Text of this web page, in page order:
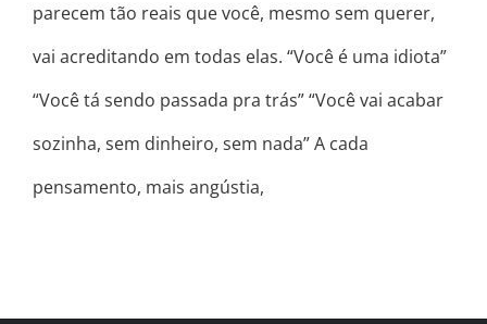
parecem tão reais que você, mesmo sem querer,
vai acreditando em todas elas. “Você é uma idiota”
“Você tá sendo passada pra trás” “Você vai acabar
sozinha, sem dinheiro, sem nada” A cada
pensamento, mais angústia,